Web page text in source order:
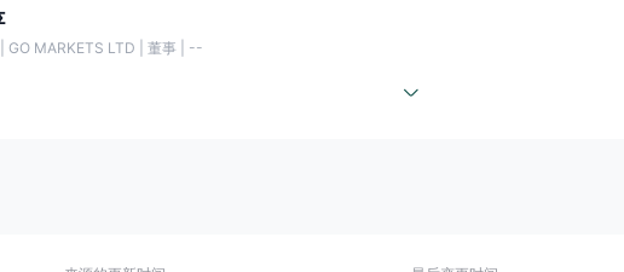
注册号afsl：254963 abn：85 081 864 039
MARKETS LTD | 董事 | --